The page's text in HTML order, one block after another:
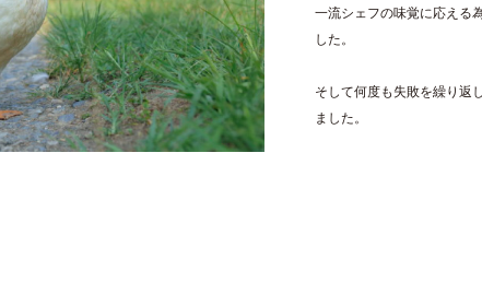
一流シェフの味覚に応える
した。
そして何度も失敗を繰り返
ました。